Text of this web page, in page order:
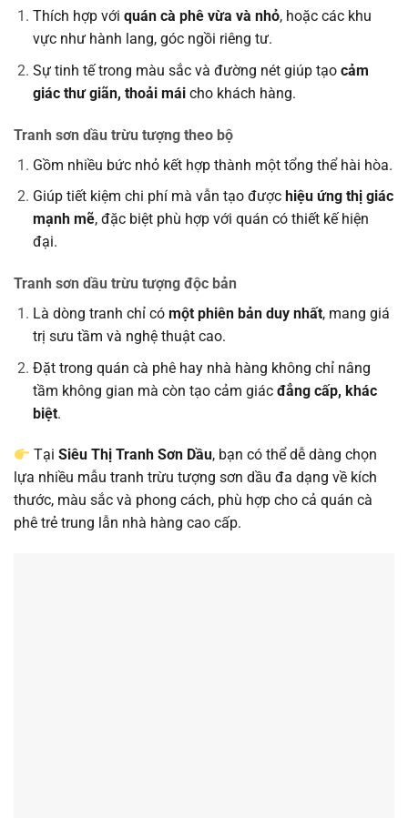
Thích hợp với quán cà phê vừa và nhỏ, hoặc các khu
vực như hành lang, góc ngồi riêng tư.
Sự tinh tế trong màu sắc và đường nét giúp tạo cảm
giác thư giãn, thoải máicho khách hàng.
Tranh sơn dầu trừu tượng theo bộ
Gồm nhiều bức nhỏ kết hợp thành một tổng thể hài hòa.
Giúp tiết kiệm chi phí mà vẫn tạo được hiệu ứng thị giác
mạnh mẽ, đặc biệt phù hợp với quán có thiết kế hiện
đại.
Tranh sơn dầu trừu tượng độc bản
Là dòng tranh chỉ có một phiên bản duy nhất, mang giá
trị sưu tầm và nghệ thuật cao.
Đặt trong quán cà phê hay nhà hàng không chỉ nâng
tầm không gian mà còn tạo cảm giác đẳng cấp, khác
biệt.
TạiSiêu Thị Tranh Sơn Dầu, bạn có thể dễ dàng chọn
lựa nhiều mẫu tranh trừu tượng sơn dầu đa dạng về kích
thước, màu sắc và phong cách, phù hợp cho cả quán cà
phê trẻ trung lẫn nhà hàng cao cấp.